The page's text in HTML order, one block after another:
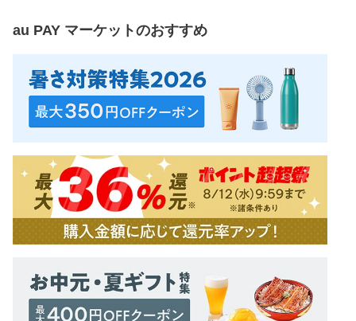
au PAY マーケットのおすすめ